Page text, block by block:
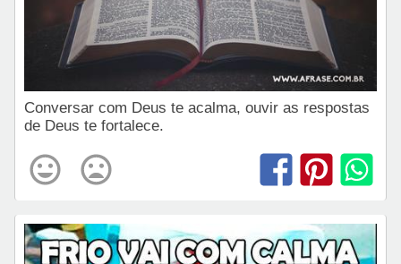
Conversar com Deus te acalma, ouvir as respostas
de Deus te fortalece.